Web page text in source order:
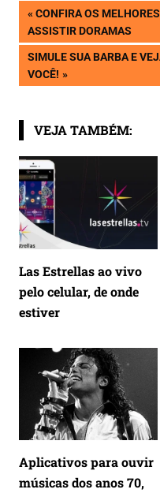
Navegação
de
Post
PREVIOUS
POST:
CONFIRA OS
ASSISTIR DORAMAS
NEXT
POST:
SIMULE SUA BARBA E
VOCÊ!
VEJA TAMBÉM:
Las Estrellas ao vivo
pelo celular, de onde
estiver
Aplicativos para ouvir
músicas dos anos 70,